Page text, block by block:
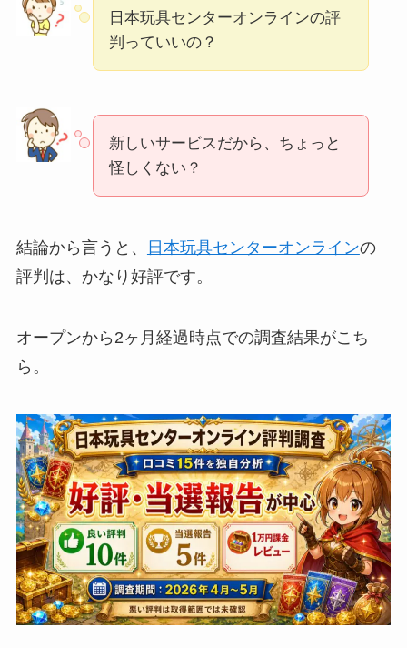
日本玩具センターオンラインの評
判っていいの？
新しいサービスだから、ちょっと
怪しくない？
結論から言うと、 日本玩具センターオンラインの
評判は、かなり好評です。
オープンから2ヶ月経過時点での調査結果がこち
ら。